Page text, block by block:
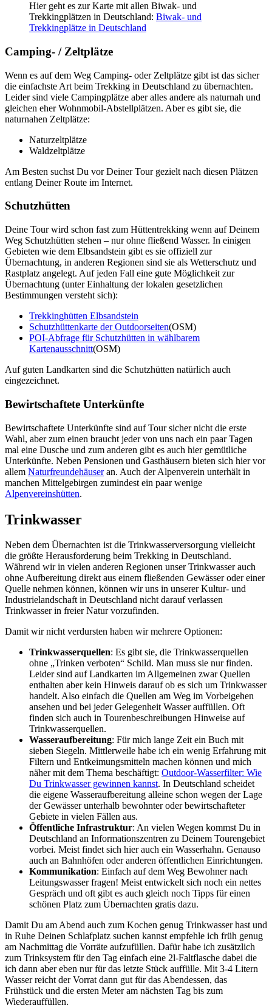
Hier geht es zur Karte mit allen Biwak- und
Trekkingplätzen in Deutschland: Biwak- und
Trekkingplätze in Deutschland
Camping- / Zeltplätze
Wenn es auf dem Weg Camping- oder Zeltplätze gibt ist das sicher
die einfachste Art beim Trekking in Deutschland zu übernachten.
Leider sind viele Campingplätze aber alles andere als naturnah und
gleichen eher Wohnmobil-Abstellplätzen. Aber es gibt sie, die
naturnahen Zeltplätze:
Naturzeltplätze
Waldzeltplätze
Am Besten suchst Du vor Deiner Tour gezielt nach diesen Plätzen
entlang Deiner Route im Internet.
Schutzhütten
Deine Tour wird schon fast zum Hüttentrekking wenn auf Deinem
Weg Schutzhütten stehen – nur ohne fließend Wasser. In einigen
Gebieten wie dem Elbsandstein gibt es sie offiziell zur
Übernachtung, in anderen Regionen sind sie als Wetterschutz und
Rastplatz angelegt. Auf jeden Fall eine gute Möglichkeit zur
Übernachtung (unter Einhaltung der lokalen gesetzlichen
Bestimmungen versteht sich):
Trekkinghütten Elbsandstein
Schutzhüttenkarte der Outdoorseiten(OSM)
POI-Abfrage für Schutzhütten in wählbarem
Kartenausschnitt(OSM)
Auf guten Landkarten sind die Schutzhütten natürlich auch
eingezeichnet.
Bewirtschaftete Unterkünfte
Bewirtschaftete Unterkünfte sind auf Tour sicher nicht die erste
Wahl, aber zum einen braucht jeder von uns nach ein paar Tagen
mal eine Dusche und zum anderen gibt es auch hier gemütliche
Unterkünfte. Neben Pensionen und Gasthäusern bieten sich hier vor
allem Naturfreundehäuseran. Auch der Alpenverein unterhält in
manchen Mittelgebirgen zumindest ein paar wenige
Alpenvereinshütten.
Trinkwasser
Neben dem Übernachten ist die Trinkwasserversorgung vielleicht
die größte Herausforderung beim Trekking in Deutschland.
Während wir in vielen anderen Regionen unser Trinkwasser auch
ohne Aufbereitung direkt aus einem fließenden Gewässer oder einer
Quelle nehmen können, können wir uns in unserer Kultur- und
Industrielandschaft in Deutschland nicht darauf verlassen
Trinkwasser in freier Natur vorzufinden.
Damit wir nicht verdursten haben wir mehrere Optionen:
Trinkwasserquellen: Es gibt sie, die Trinkwasserquellen
ohne „Trinken verboten“ Schild. Man muss sie nur finden.
Leider sind auf Landkarten im Allgemeinen zwar Quellen
enthalten aber kein Hinweis darauf ob es sich um Trinkwasser
handelt. Also einfach die Quellen am Weg im Vorbeigehen
ansehen und bei jeder Gelegenheit Wasser auffüllen. Oft
finden sich auch in Tourenbeschreibungen Hinweise auf
Trinkwasserquellen.
Wasseraufbereitung: Für mich lange Zeit ein Buch mit
sieben Siegeln. Mittlerweile habe ich ein wenig Erfahrung mit
Filtern und Entkeimungsmitteln machen können und mich
näher mit dem Thema beschäftigt: Outdoor-Wasserfilter: Wie
Du Trinkwasser gewinnen kannst. In Deutschland scheidet
die eigene Wasseraufbereitung alleine schon wegen der Lage
der Gewässer unterhalb bewohnter oder bewirtschafteter
Gebiete in vielen Fällen aus.
Öffentliche Infrastruktur: An vielen Wegen kommst Du in
Deutschland an Informationszentren zu Deinem Tourengebiet
vorbei. Meist findet sich hier auch ein Wasserhahn. Genauso
auch an Bahnhöfen oder anderen öffentlichen Einrichtungen.
Kommunikation: Einfach auf dem Weg Bewohner nach
Leitungswasser fragen! Meist entwickelt sich noch ein nettes
Gespräch und oft gibt es auch gleich noch Tipps für einen
schönen Platz zum Übernachten gratis dazu.
Damit Du am Abend auch zum Kochen genug Trinkwasser hast und
in Ruhe Deinen Schlafplatz suchen kannst empfehle ich früh genug
am Nachmittag die Vorräte aufzufüllen. Dafür habe ich zusätzlich
zum Trinksystem für den Tag einfach eine 2l-Faltflasche dabei die
ich dann aber eben nur für das letzte Stück auffülle. Mit 3-4 Litern
Wasser reicht der Vorrat dann gut für das Abendessen, das
Frühstück und die ersten Meter am nächsten Tag bis zum
Wiederauffüllen.